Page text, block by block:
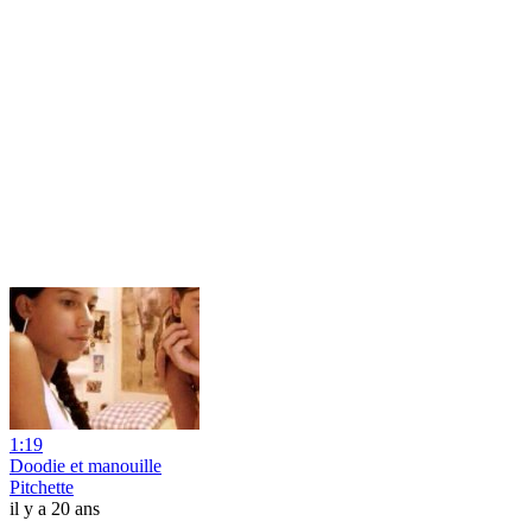
1:19
Doodie et manouille
Pitchette
il y a 20 ans